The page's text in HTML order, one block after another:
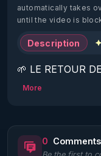
automatically takes
until the video is
Description
🌱 LE RETOUR
2022)!
https://
More
0 Comments